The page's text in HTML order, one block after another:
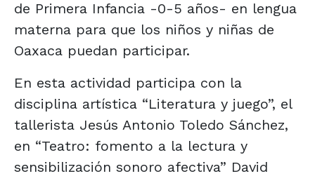
de Primera Infancia -0-5 años- en lengua
materna para que los niños y niñas de
Oaxaca puedan participar.
En esta actividad participa con la
disciplina artística “Literatura y juego”, el
tallerista Jesús Antonio Toledo Sánchez,
en “Teatro: fomento a la lectura y
sensibilización sonoro afectiva” David